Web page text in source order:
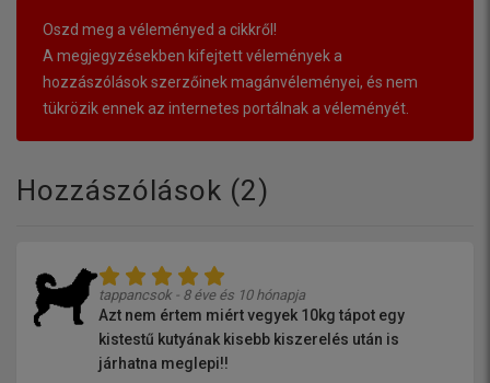
Oszd meg a véleményed a cikkről!
A megjegyzésekben kifejtett vélemények a
hozzászólások szerzőinek magánvéleményei, és nem
tükrözik ennek az internetes portálnak a véleményét.
Hozzászólások (2)
tappancsok - 8 éve és 10 hónapja
Azt nem értem miért vegyek 10kg tápot egy
kistestű kutyának kisebb kiszerelés után is
járhatna meglepi!!